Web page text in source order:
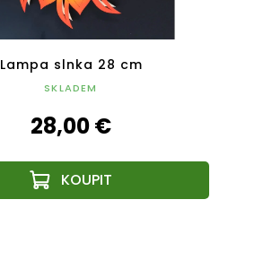
Lampa slnka 28 cm
SKLADEM
28,00 €